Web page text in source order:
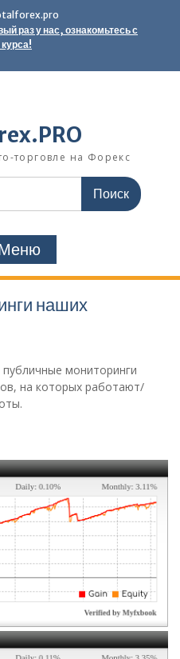
раз у нас, ознакомьтесь с
торговле на Форекс
наших
мониторинги
на которых работают/